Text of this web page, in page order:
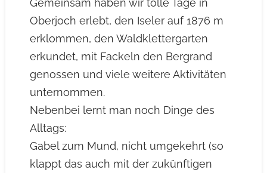
Gemeinsam haben wir tolle Tage in
Oberjoch erlebt, den Iseler auf 1876 m
erklommen, den Waldklettergarten
erkundet, mit Fackeln den Bergrand
genossen und viele weitere Aktivitäten
unternommen.
Nebenbei lernt man noch Dinge des
Alltags:
Gabel zum Mund, nicht umgekehrt (so
klappt das auch mit der zukünftigen